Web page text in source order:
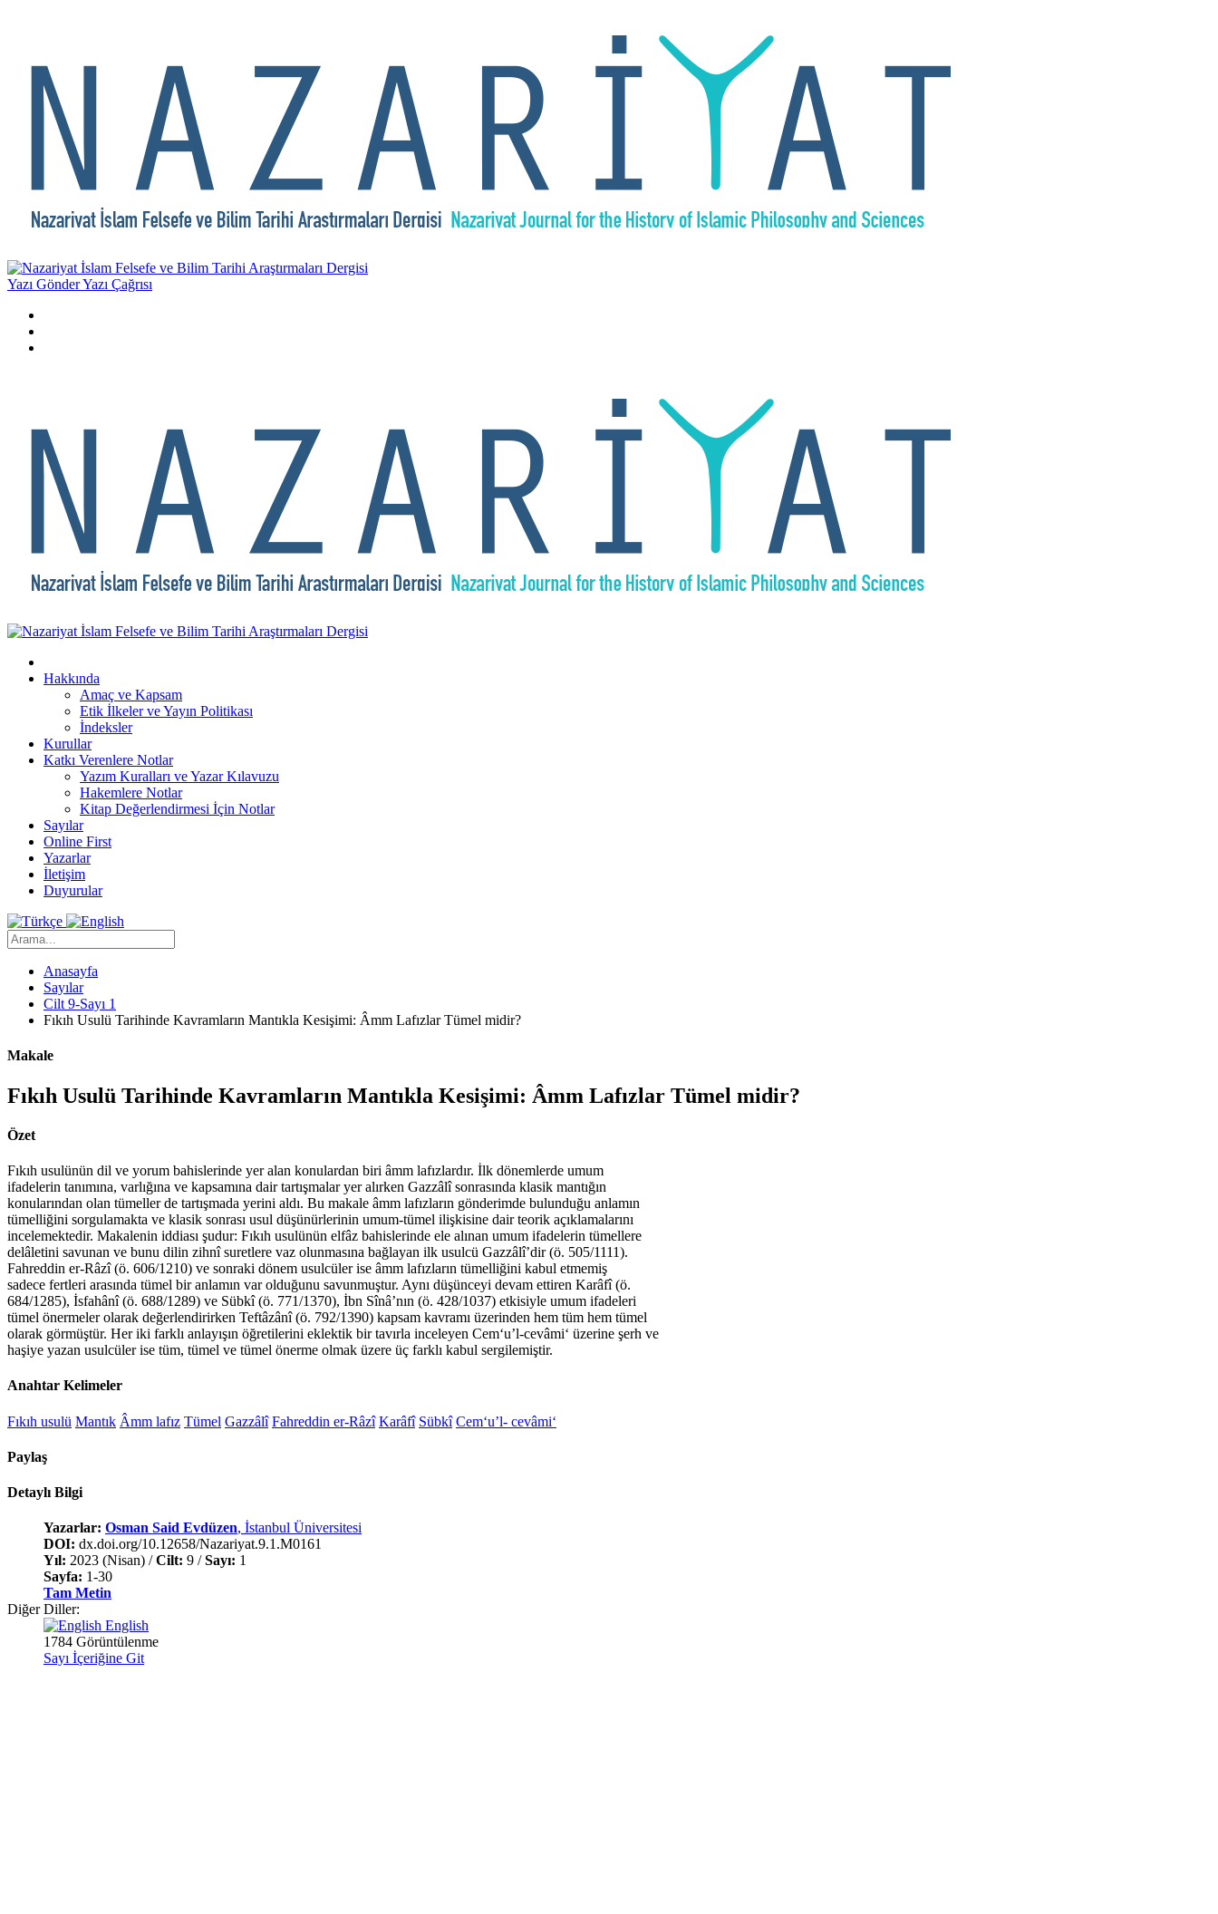
Yazı GönderYazı Çağrısı
Hakkında
Amaç ve Kapsam
Etik İlkeler ve Yayın Politikası
İndeksler
Kurullar
Katkı Verenlere Notlar
Yazım Kuralları ve Yazar Kılavuzu
Hakemlere Notlar
Kitap Değerlendirmesi İçin Notlar
Sayılar
Online First
Yazarlar
İletişim
Duyurular
Anasayfa
Sayılar
Cilt 9-Sayı 1
Fıkıh Usulü Tarihinde Kavramların Mantıkla Kesişimi: Âmm Lafızlar Tümel midir?
Makale
Fıkıh Usulü Tarihinde Kavramların Mantıkla Kesişimi: Âmm Lafızlar Tümel midir?
Özet
Fıkıh usulünün dil ve yorum bahislerinde yer alan konulardan biri âmm lafızlardır. İlk dönemlerde umum
ifadelerin tanımına, varlığına ve kapsamına dair tartışmalar yer alırken Gazzâlî sonrasında klasik mantığın
konularından olan tümeller de tartışmada yerini aldı. Bu makale âmm lafızların gönderimde bulunduğu anlamın
tümelliğini sorgulamakta ve klasik sonrası usul düşünürlerinin umum-tümel ilişkisine dair teorik açıklamalarını
incelemektedir. Makalenin iddiası şudur: Fıkıh usulünün elfâz bahislerinde ele alınan umum ifadelerin tümellere
delâletini savunan ve bunu dilin zihnî suretlere vaz olunmasına bağlayan ilk usulcü Gazzâlî’dir (ö. 505/1111).
Fahreddin er-Râzî (ö. 606/1210) ve sonraki dönem usulcüler ise âmm lafızların tümelliğini kabul etmemiş
sadece fertleri arasında tümel bir anlamın var olduğunu savunmuştur. Aynı düşünceyi devam ettiren Karâfî (ö.
684/1285), İsfahânî (ö. 688/1289) ve Sübkî (ö. 771/1370), İbn Sînâ’nın (ö. 428/1037) etkisiyle umum ifadeleri
tümel önermeler olarak değerlendirirken Teftâzânî (ö. 792/1390) kapsam kavramı üzerinden hem tüm hem tümel
olarak görmüştür. Her iki farklı anlayışın öğretilerini eklektik bir tavırla inceleyen Cem‘u’l-cevâmi‘ üzerine şerh ve
haşiye yazan usulcüler ise tüm, tümel ve tümel önerme olmak üzere üç farklı kabul sergilemiştir.
Anahtar Kelimeler
Fıkıh usulü Mantık Âmm lafız Tümel Gazzâlî Fahreddin er-Râzî Karâfî Sübkî Cem‘u’l- cevâmi‘
Paylaş
Detaylı Bilgi
Yazarlar: Osman Said Evdüzen, İstanbul Üniversitesi
DOI: dx.doi.org/10.12658/Nazariyat.9.1.M0161
Yıl: 2023 (Nisan) /Cilt: 9 /Sayı: 1
Sayfa: 1-30
Tam Metin
Diğer Diller:
English
1784 Görüntülenme
Sayı İçeriğine Git